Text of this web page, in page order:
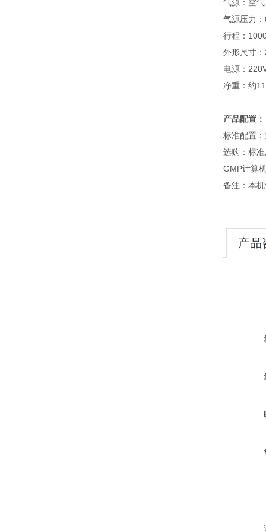
气源：空
气源压力
行程：
外形尺寸
电源：
净重：约
产品配置：
标准配置
选购：标
GMP计算
备注：本
产品